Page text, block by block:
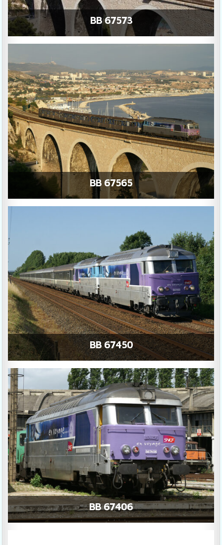
BB 67573
BB 67565
BB 67450
BB 67406